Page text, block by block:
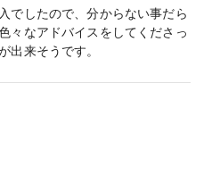
とても楽しく待てました笑
ツボシ(blue)
でしたので、分からない事だら
々なアドバイスをしてくださっ
出来そうです。
ドの配置の可愛さで決めまし
等の細かなデザイン設定にも対
でとても助かりました。
せていただいた上でやっぱり自
たのでそこが一番の理由です。